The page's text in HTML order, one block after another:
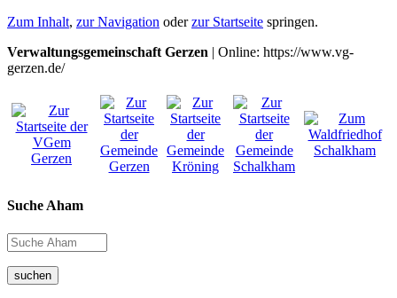
Zum Inhalt, zur Navigation oderzur Startseite springen.
Verwaltungsgemeinschaft Gerzen | Online: https://www.vg-
gerzen.de/
Suche Aham
suchen